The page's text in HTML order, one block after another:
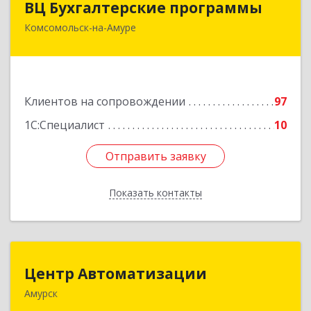
ВЦ Бухгалтерские программы
Комсомольск-на-Амуре
Клиентов на сопровождении
97
1С:Специалист
10
Отправить заявку
Показать контакты
681000, Хабаровский край, Комсомольск-на-
Отправить заявку
Назад
Центр Автоматизации
Амурск
682640, Хабаровский край, Амурск г, Мира пр-